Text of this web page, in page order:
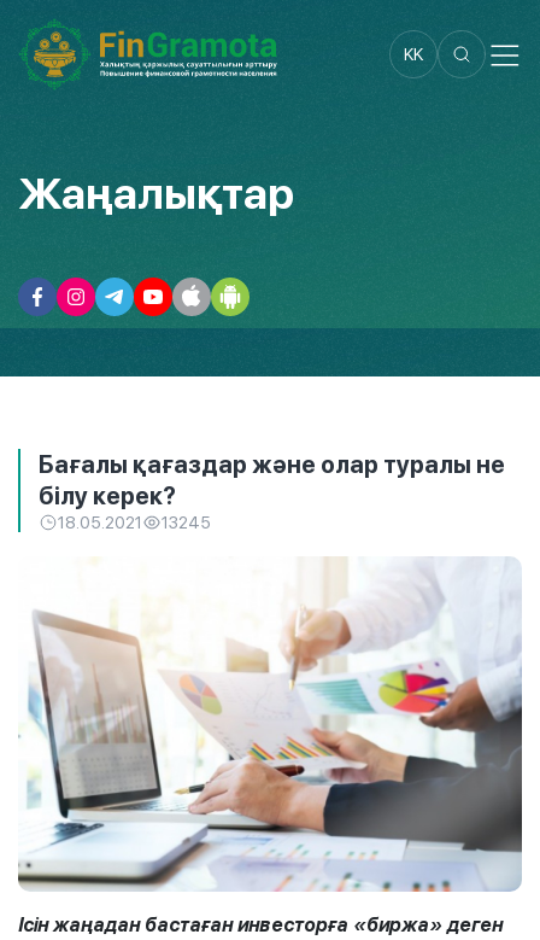
KK
Жаңалықтар
Бағалы қағаздар және олар туралы не
білу керек?
18.05.2021 13245
Ісін жаңадан бастаған инвесторға «биржа» деген